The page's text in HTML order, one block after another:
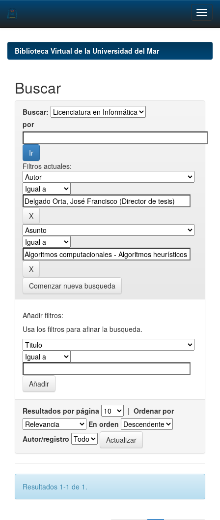
navigationBiblioteca Virtual de la Universidad del Mar
Buscar
Buscar:
por
Filtros actuales:
Comenzar nueva busqueda
Añadir filtros:
Usa los filtros para afinar la busqueda.
Resultados por página | Ordenar por
En orden
Autor/registro
Resultados 1-1 de 1.